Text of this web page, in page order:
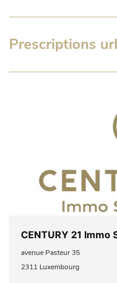
Prescriptions
CENTURY 21 Immo
avenue Pasteur 35
2311 Luxembourg